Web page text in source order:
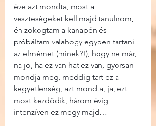
éve azt mondta, most a
veszteségeket kell majd tanulnom,
én zokogtam a kanapén és
próbáltam valahogy egyben tartani
az elmémet (minek?!), hogy ne már,
na jó, ha ez van hát ez van, gyorsan
mondja meg, meddig tart ez a
kegyetlenség, azt mondta, ja, ezt
most kezdődik, három évig
intenzíven ez megy majd…